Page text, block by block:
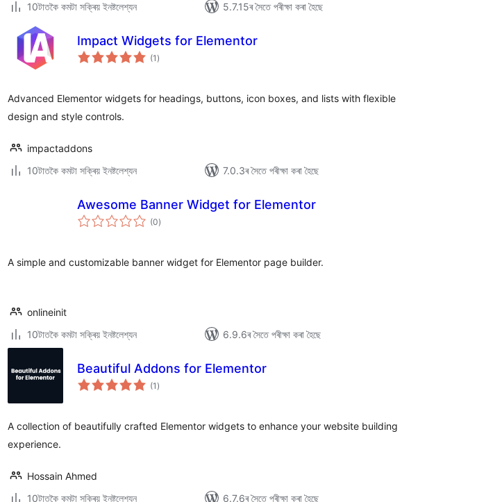
10টাতকৈ কমটা সক্ৰিয় ইনষ্টলেশ্যন
5.7.15ৰ সৈতে পৰীক্ষা কৰা হৈছে
Impact Widgets for Elementor
(1 টা
মুঠ)
Advanced Elementor widgets for headings, buttons, icon boxes, and lists with flexible
design and style controls.
impactaddons
10টাতকৈ কমটা সক্ৰিয় ইনষ্টলেশ্যন
7.0.3ৰ সৈতে পৰীক্ষা কৰা হৈছে
Awesome Banner Widget for Elementor
(0টা
মুঠ)
A simple and customizable banner widget for Elementor page builder.
onlineinit
10টাতকৈ কমটা সক্ৰিয় ইনষ্টলেশ্যন
6.9.6ৰ সৈতে পৰীক্ষা কৰা হৈছে
Beautiful Addons for Elementor
(1 টা
মুঠ)
A collection of beautifully crafted Elementor widgets to enhance your website building
experience.
Hossain Ahmed
10টাতকৈ কমটা সক্ৰিয় ইনষ্টলেশ্যন
6.7.6ৰ সৈতে পৰীক্ষা কৰা হৈছে